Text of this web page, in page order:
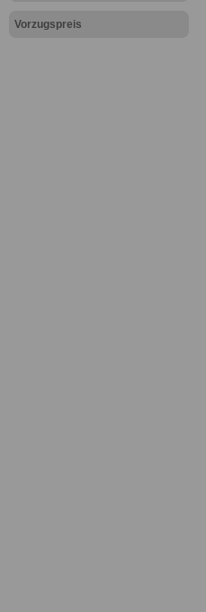
Vorzugspreis